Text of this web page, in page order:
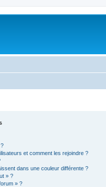
et comment les rejoindre ?
dans une couleur différente ?
» ?
» ?